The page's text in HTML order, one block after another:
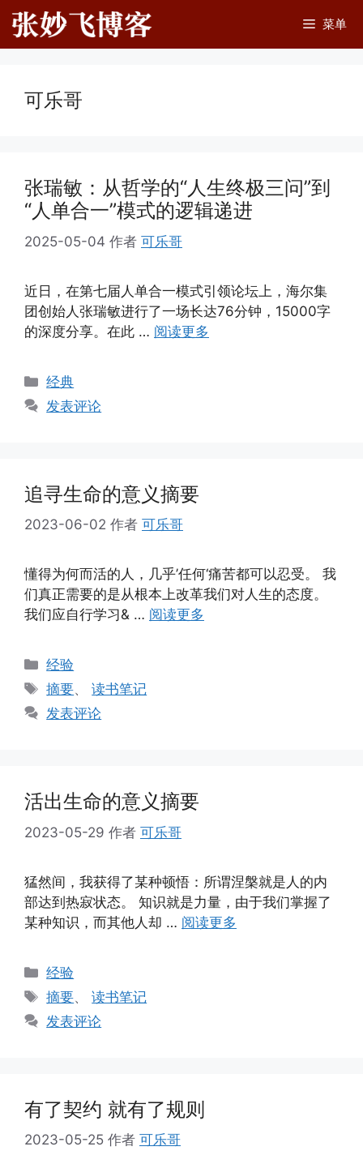
跳
至
内
菜单
可乐哥
张瑞敏：从哲学的“人生终极三问”到
“人单合一”模式的逻辑递进
2025-05-04 作者 可乐哥
近日，在第七届人单合一模式引领论坛上，海尔集
团创始人张瑞敏进行了一场长达76分钟，15000字
的深度分享。在此 … 阅读更多
分
类
经典
发表评论
追寻生命的意义摘要
2023-06-02 作者 可乐哥
懂得为何而活的人，几乎’任何‘痛苦都可以忍受。 我
们真正需要的是从根本上改革我们对人生的态度。
我们应自行学习& … 阅读更多
分
类
经验
标
签
摘要、读书笔记
发表评论
活出生命的意义摘要
2023-05-29 作者 可乐哥
猛然间，我获得了某种顿悟：所谓涅槃就是人的内
部达到热寂状态。 知识就是力量，由于我们掌握了
某种知识，而其他人却 … 阅读更多
分
类
经验
标
签
摘要、读书笔记
发表评论
有了契约 就有了规则
2023-05-25 作者 可乐哥